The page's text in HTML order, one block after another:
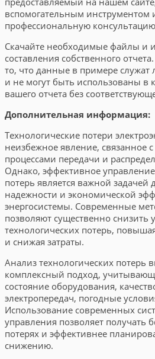
вспомогательным инструментом
профессиональную
Скачайте необходимые файлы и
составления собственного
то, что данные в примере
и не могут быть использованы в
вашего отчета без
Дополнительная информация:
Технологические потери
неизбежное явление, связанное
процессами передачи и
Однако, эффективное
потерь является важной задачей
надежности и экономической
энергосистемы. Современные
позволяют существенно снизить
технологических потерь,
и снижая затраты.
Анализ технологических потерь
комплексный подход,
состояние оборудования,
электропередач, погодные
Использование современных
управления позволяет получать
потерях и эффективнее
снижению.